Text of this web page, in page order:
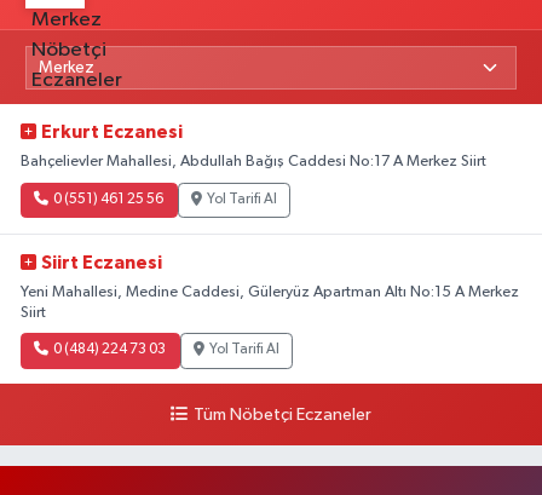
Erkurt Eczanesi
Bahçelievler Mahallesi, Abdullah Bağış Caddesi No:17 A Merkez Siirt
0 (551) 461 25 56 Yol Tarifi Al
Siirt Eczanesi
Yeni Mahallesi, Medine Caddesi, Güleryüz Apartman Altı No:15 A Merkez
Siirt
0 (484) 224 73 03 Yol Tarifi Al
Tüm Nöbetçi Eczaneler